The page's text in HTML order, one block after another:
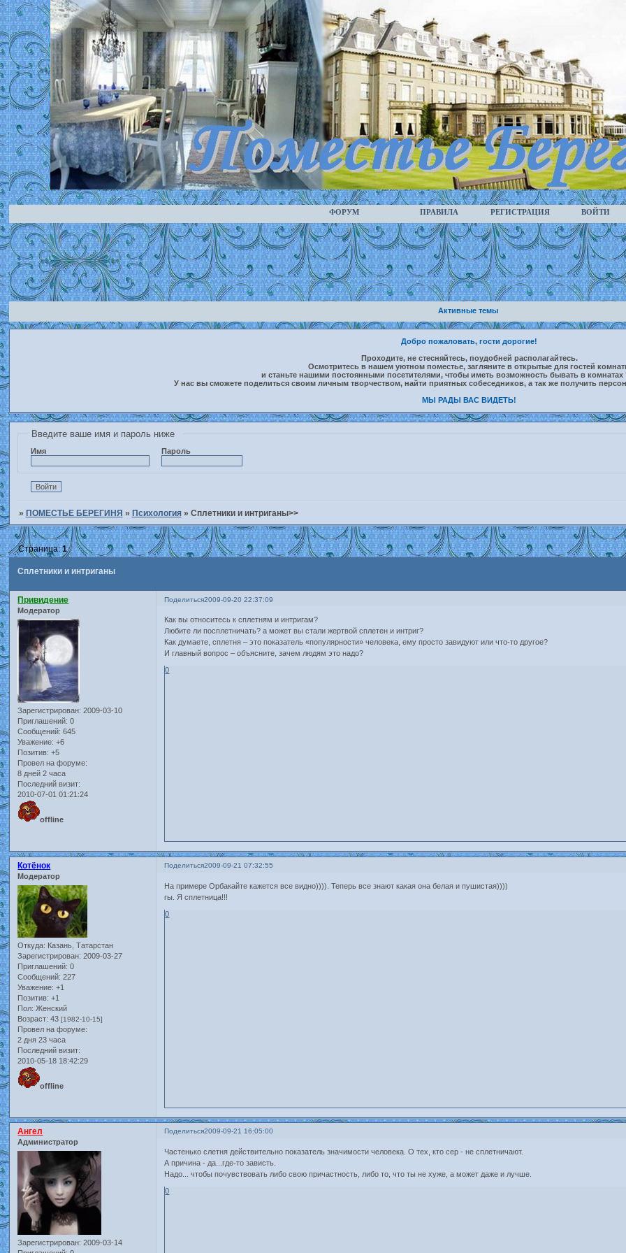
ФОРУМ ПРАВИЛА РЕГИСТРАЦИЯ ВОЙТИ
Активные темы
Добро пожаловать, гости дорогие!
Проходите, не стесняйтесь, поудобней располагайтесь.
Осмотритесь в нашем уютном поместье, загляните в открытые для гостей
и станьте нашими постоянными посетителями, чтобы иметь возможность бывать в комнатах
У нас вы сможете поделиться своим личным творчеством, найти приятных собеседников, а так же получить
МЫ РАДЫ ВАС ВИДЕТЬ!
Введите ваше имя и пароль ниже
Имя Пароль
» ПОМЕСТЬЕ БЕРЕГИНЯ » Психология » Сплетники и интриганы>>
Сплетники и интриганы
Страница:1
Поделиться2009-09-20 22:37:09
Привидение
Модератор
Зарегистрирован: 2009-03-10
Приглашений: 0
Сообщений: 645
Уважение: +6
Позитив: +5
Провел на форуме:
8 дней 2 часа
Последний визит:
2010-07-01 01:21:24
offline
Как вы относитесь к сплетням и интригам?
Любите ли посплетничать? а может вы стали жертвой сплетен и интриг?
Как думаете, сплетня – это показатель «популярности» человека, ему просто завидуют или что-то другое?
И главный вопрос – объясните, зачем людям это надо?
0
Поделиться2009-09-21 07:32:55
Котёнок
Модератор
Откуда: Казань, Татарстан
Зарегистрирован: 2009-03-27
Приглашений: 0
Сообщений: 227
Уважение: +1
Позитив: +1
Пол: Женский
Возраст: 43[1982-10-15]
Провел на форуме:
2 дня 23 часа
Последний визит:
2010-05-18 18:42:29
offline
На примере Орбакайте кажется все видно)))). Теперь все знают какая она белая и пушистая))))
гы. Я сплетница!!!
0
Поделиться2009-09-21 16:05:00
Ангел
Администратор
Зарегистрирован: 2009-03-14
Частенько слетня действительно показатель значимости человека. О тех, кто сер - не сплетничают.
А причина - да...где-то зависть.
Надо... чтобы почувствовать либо свою причастность, либо то, что ты не хуже, а может даже и лучше.
0